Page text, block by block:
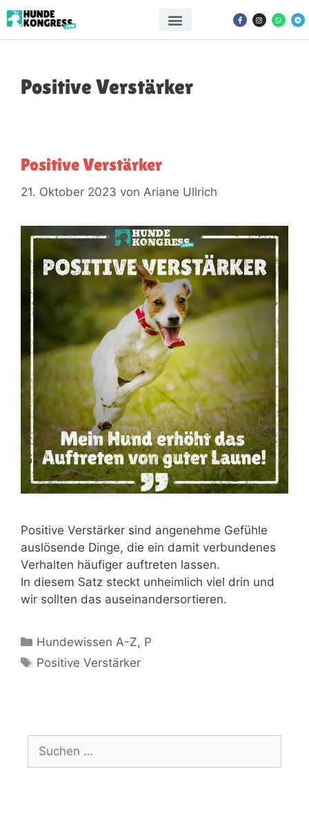
Positive Verstärker
Positive Verstärker
21. Oktober 2023 von Ariane Ullrich
Positive Verstärker sind angenehme Gefühle
auslösende Dinge, die ein damit verbundenes
Verhalten häufiger auftreten lassen.
In diesem Satz steckt unheimlich viel drin und
wir sollten das auseinandersortieren.
Hundewissen A-Z, P
Positive Verstärker